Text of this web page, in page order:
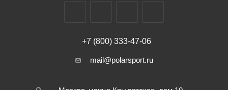
+7 (800) 333-47-06
mail@polarsport.ru